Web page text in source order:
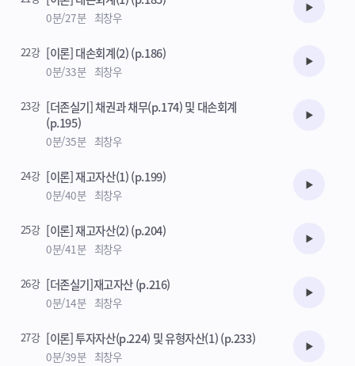
0분/27분 최창우 수강준비
22강 [이론] 대손회계(2) (p.186)
0분/33분 최창우 수강준비
23강 [더존실기] 채권과 채무(p.174) 및 대손회계
(p.195)
0분/35분 최창우
수강준비
24강 [이론] 재고자산(1) (p.199)
0분/40분 최창우 수강준비
25강 [이론] 재고자산(2) (p.204)
0분/41분 최창우 수강준비
26강 [더존실기]재고자산 (p.216)
0분/14분 최창우 수강준비
27강 [이론] 투자자산(p.224) 및 유형자산(1) (p.233)
0분/39분 최창우 수강준비